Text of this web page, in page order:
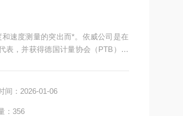
速度测量的突出而*。依威公司是在
表，并获得德国计量协会（PTB）认
间：2026-01-06
：356